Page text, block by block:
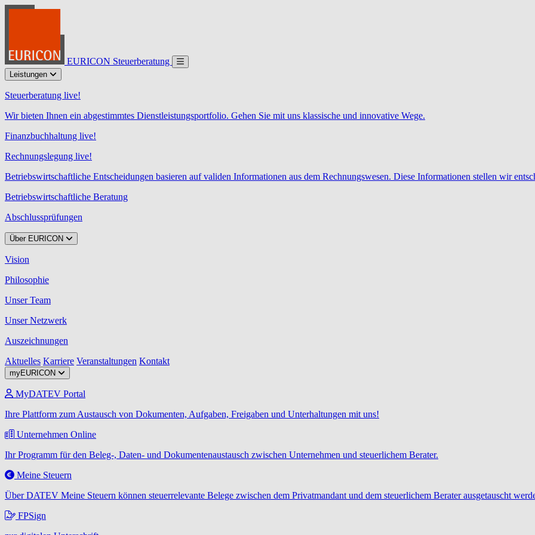
EURICON Steuerberatung
Leistungen
Steuerberatung live!
Wir bieten Ihnen ein abgestimmtes Dienstleistungsportfolio. Gehen Sie mit uns klassische und innovative Wege.
Finanzbuchhaltung live!
Rechnungslegung live!
Betriebswirtschaftliche Entscheidungen basieren auf validen Informationen aus dem Rechnungswesen. Diese Informationen stellen wir
Betriebswirtschaftliche Beratung
Abschlussprüfungen
Über EURICON
Vision
Philosophie
Unser Team
Unser Netzwerk
Auszeichnungen
Aktuelles Karriere Veranstaltungen Kontakt
myEURICON
MyDATEV Portal
Ihre Plattform zum Austausch von Dokumenten, Aufgaben, Freigaben und Unterhaltungen mit uns!
Unternehmen Online
Ihr Programm für den Beleg-, Daten- und Dokumentenaustausch zwischen Unternehmen und steuerlichem Berater.
Meine Steuern
Über DATEV Meine Steuern können steuerrelevante Belege zwischen dem Privatmandant und dem steuerlichem Berater ausgetauscht
FPSign